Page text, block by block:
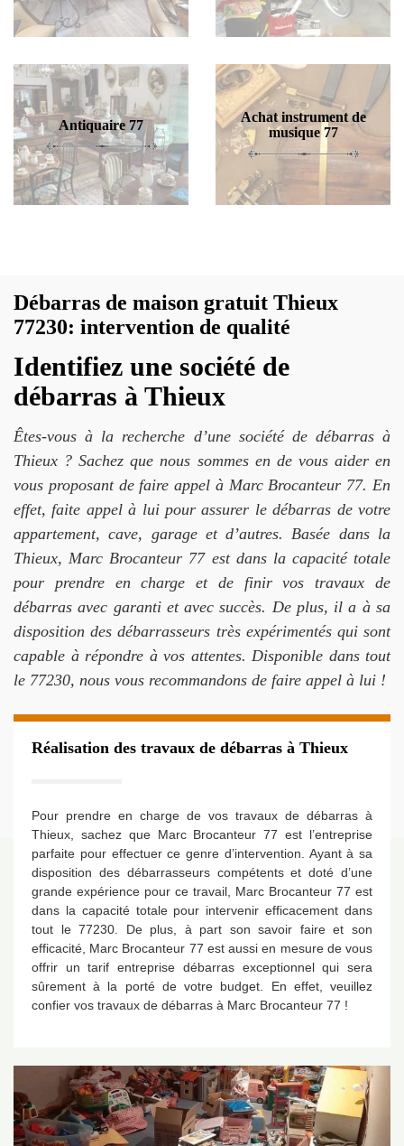
Antiquaire 77
Achat instrument de
musique 77
Débarras de maison gratuit Thieux
77230: intervention de qualité
Identifiez une société de
débarras à Thieux
Êtes-vous à la recherche d’une société de débarras à
Thieux ? Sachez que nous sommes en de vous aider en
vous proposant de faire appel à Marc Brocanteur 77. En
effet, faite appel à lui pour assurer le débarras de votre
appartement, cave, garage et d’autres. Basée dans la
Thieux, Marc Brocanteur 77 est dans la capacité totale
pour prendre en charge et de finir vos travaux de
débarras avec garanti et avec succès. De plus, il a à sa
disposition des débarrasseurs très expérimentés qui sont
capable à répondre à vos attentes. Disponible dans tout
le 77230, nous vous recommandons de faire appel à lui !
Réalisation des travaux de débarras à Thieux
Pour prendre en charge de vos travaux de débarras à
Thieux, sachez que Marc Brocanteur 77 est l’entreprise
parfaite pour effectuer ce genre d’intervention. Ayant à sa
disposition des débarrasseurs compétents et doté d’une
grande expérience pour ce travail, Marc Brocanteur 77 est
dans la capacité totale pour intervenir efficacement dans
tout le 77230. De plus, à part son savoir faire et son
efficacité, Marc Brocanteur 77 est aussi en mesure de vous
offrir un tarif entreprise débarras exceptionnel qui sera
sûrement à la porté de votre budget. En effet, veuillez
confier vos travaux de débarras à Marc Brocanteur 77 !